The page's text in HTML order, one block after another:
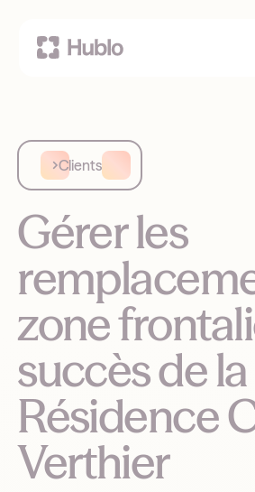
Clients
Gérer les
zone
succès de la
Résidence
Verthier